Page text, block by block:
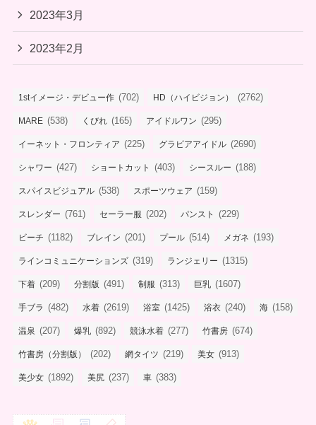
2023年3月
2023年2月
1stイメージ・デビュー作 (702) HD（ハイビジョン） (2762)
MARE (538) くびれ (165) アイドルワン (295)
イーネット・フロンティア (225) グラビアアイドル (2690)
シャワー (427) ショートカット (403) シースルー (188)
スパイスビジュアル (538) スポーツウェア (159)
スレンダー (761) セーラー服 (202) パンスト (229)
ビーチ (1182) ブレイン (201) プール (514) メガネ (193)
ラインコミュニケーションズ (319) ランジェリー (1315)
下着 (209) 分割版 (491) 制服 (313) 巨乳 (1607)
手ブラ (482) 水着 (2619) 浴室 (1425) 浴衣 (240) 海 (158)
温泉 (207) 爆乳 (892) 競泳水着 (277) 竹書房 (674)
竹書房（分割版） (202) 網タイツ (219) 美女 (913)
美少女 (1892) 美尻 (237) 車 (383)